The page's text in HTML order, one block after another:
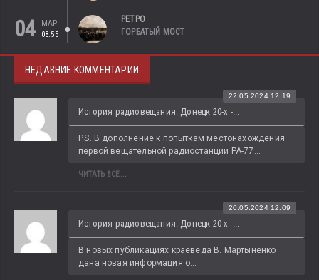
04
МАР
08:55
РЕТРО
ГОРБАТЫЙ МОСТ
НЕДАВНИЕ КОММЕНТАРИИ
История радиовещания: Донецк 20-х -...
22.05.2024 12:19
P.S. В дополнение к попыткам местонахождения
первой вещательной радиостанции РА-77...
ЧИТАТЬ ВСЁ...
История радиовещания: Донецк 20-х -...
20.05.2024 12:09
В новых публикациях краеведа В. Мартыненко
дана новая информация о...